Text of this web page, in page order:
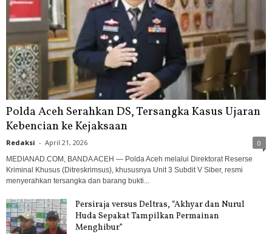
Polda Aceh Serahkan DS, Tersangka Kasus Ujaran
Kebencian ke Kejaksaan
Redaksi - April 21, 2026 0
MEDIANAD.COM, BANDA ACEH — Polda Aceh melalui Direktorat Reserse
Kriminal Khusus (Ditreskrimsus), khususnya Unit 3 Subdit V Siber, resmi
menyerahkan tersangka dan barang bukti...
Persiraja versus Deltras, “Akhyar dan Nurul
Huda Sepakat Tampilkan Permainan
Menghibur”